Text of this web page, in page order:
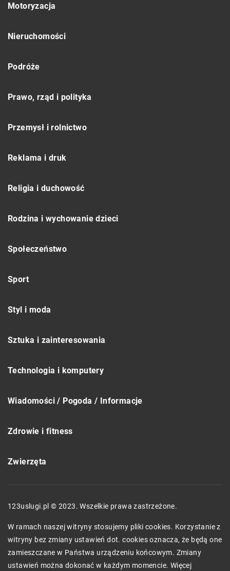
Motoryzacja
Nieruchomości
Podróże
Prawo, rząd i polityka
Przemysł i rolnictwo
Reklama i druk
Religia i duchowość
Rodzina i wychowanie dzieci
Społeczeństwo
Sport
Styl i moda
Sztuka i zainteresowania
Technologia i komputery
Wiadomości / Pogoda / Informacje
Zdrowie i fitness
Zwierzęta
123uslugi.pl © 2023. Wszelkie prawa zastrzeżone.
W ramach naszej witryny stosujemy pliki cookies. Korzystanie z
witryny bez zmiany ustawień dot. cookies oznacza, że będą one
zamieszczane w Państwa urządzeniu końcowym. Zmiany
ustawień można dokonać w każdym momencie. Więcej